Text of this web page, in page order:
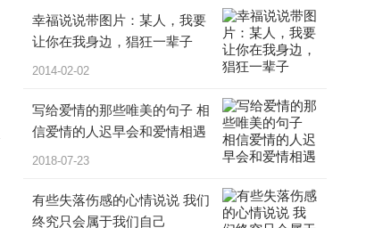
幸福说说带图片：某人，我要
让你在我身边，猖狂一辈子
2014-02-02
写给爱情的那些唯美的句子 相
信爱情的人迟早会和爱情相遇
2018-07-23
有些失落伤感的心情说说 我们
终究只会属于我们自己